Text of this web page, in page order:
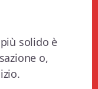
solido è
o,